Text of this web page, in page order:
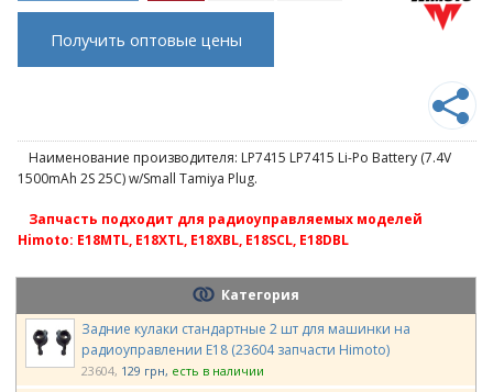
Получить оптовые цены
Наименование производителя: LP7415 LP7415 Li-Po Battery (7.4V
1500mAh 2S 25C) w/Small Tamiya Plug.
Запчасть подходит для радиоуправляемых моделей
Himoto: E18MTL, E18XTL, E18XBL, E18SCL, E18DBL
Категория
Задние кулаки стандартные 2 шт для машинки на
радиоуправлении E18 (23604 запчасти Himoto)
23604 129 грн есть в наличии